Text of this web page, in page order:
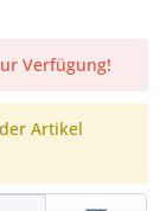
Verfügung!
Artikel